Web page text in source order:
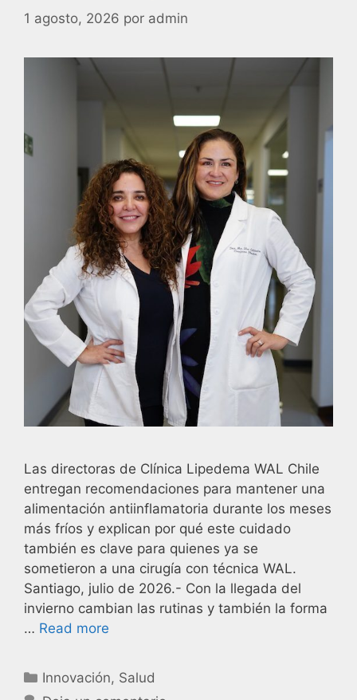
1 agosto, 2026 por admin
Las directoras de Clínica Lipedema WAL Chile
entregan recomendaciones para mantener una
alimentación antiinflamatoria durante los meses
más fríos y explican por qué este cuidado
también es clave para quienes ya se
sometieron a una cirugía con técnica WAL.
Santiago, julio de 2026.- Con la llegada del
invierno cambian las rutinas y también la forma
… Read more
Innovación, Salud